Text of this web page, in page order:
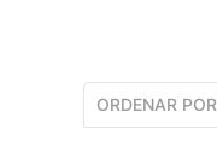
ORDENAR POR